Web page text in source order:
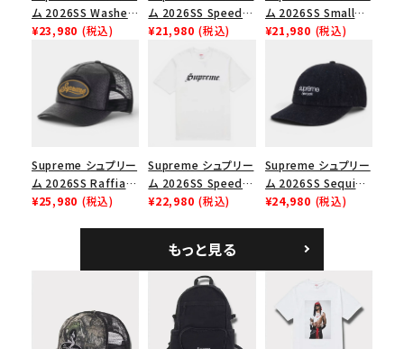
在庫のない商品を表示する
絞り込んで検索する
ム 2026SS Washed
Chino Twill Camp
ノツイル キャンプキャ
ップ ブラック
¥23,980 (税込)
ム 2026SS Speed
Tee スピードTシャツ
¥21,980 (税込)
ム 2026SS Small
Box Tee スモールボ
¥21,980 (税込)
Supreme シュプリー
ム 2026SS Raffia
Mesh Back 5-Panel
¥25,980 (税込)
Supreme シュプリー
ム 2026SS Speed
Tee スピードTシャツ
¥22,980 (税込)
Supreme シュプリー
ム 2026SS Sequin
Denim Classic
シックロゴ 6パネルキ
ャップ ブラック
¥24,980 (税込)
もっと見る